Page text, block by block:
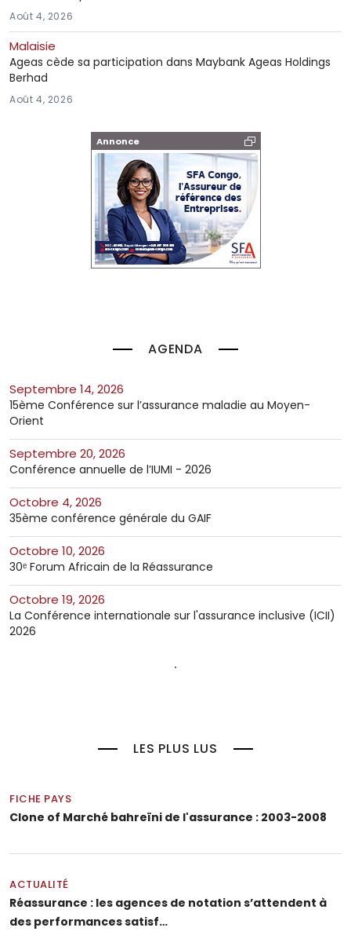
Annonce
AGENDA
septembre 14, 2026
15ème Conférence sur l’assurance maladie au Moyen-
Orient
septembre 20, 2026
Conférence annuelle de l’IUMI - 2026
octobre 4, 2026
35ème conférence générale du GAIF
octobre 10, 2026
30ᵉ Forum Africain de la Réassurance
octobre 19, 2026
La Conférence internationale sur l'assurance inclusive (ICII)
2026
LES PLUS LUS
FICHE PAYS
Clone of Marché bahreïni de l'assurance : 2003-2008
ACTUALITÉ
Réassurance : les agences de notation s’attendent à
des performances satisf…
Août 4, 2026
Malaisie
Ageas cède sa participation dans Maybank Ageas Holdings
Berhad
Août 4, 2026